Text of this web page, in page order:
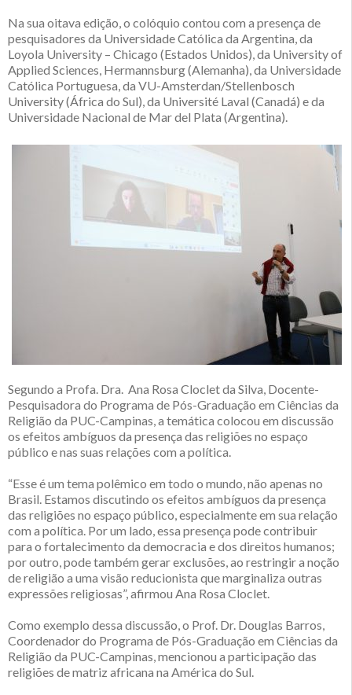
Na sua oitava edição, o colóquio contou com a presença de
pesquisadores da Universidade Católica da Argentina, da
Loyola University – Chicago (Estados Unidos), da University of
Applied Sciences, Hermannsburg (Alemanha), da Universidade
Católica Portuguesa, da VU-Amsterdan/Stellenbosch
University (África do Sul), da Université Laval (Canadá) e da
Universidade Nacional de Mar del Plata (Argentina).
Segundo a Profa. Dra. Ana Rosa Cloclet da Silva, Docente-
Pesquisadora do Programa de Pós-Graduação em Ciências da
Religião da PUC-Campinas, a temática colocou em discussão
os efeitos ambíguos da presença das religiões no espaço
público e nas suas relações com a política.
“Esse é um tema polêmico em todo o mundo, não apenas no
Brasil. Estamos discutindo os efeitos ambíguos da presença
das religiões no espaço público, especialmente em sua relação
com a política. Por um lado, essa presença pode contribuir
para o fortalecimento da democracia e dos direitos humanos;
por outro, pode também gerar exclusões, ao restringir a noção
de religião a uma visão reducionista que marginaliza outras
expressões religiosas”, afirmou Ana Rosa Cloclet.
Como exemplo dessa discussão, o Prof. Dr. Douglas Barros,
Coordenador do Programa de Pós-Graduação em Ciências da
Religião da PUC-Campinas, mencionou a participação das
religiões de matriz africana na América do Sul.